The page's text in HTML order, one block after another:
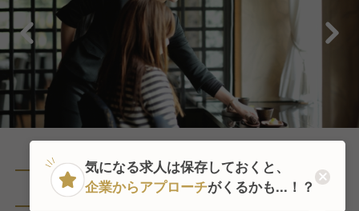
直近2人がこの求人を検討中
気になる求人は保存しておくと、
企業からアプローチがくるかも...！？